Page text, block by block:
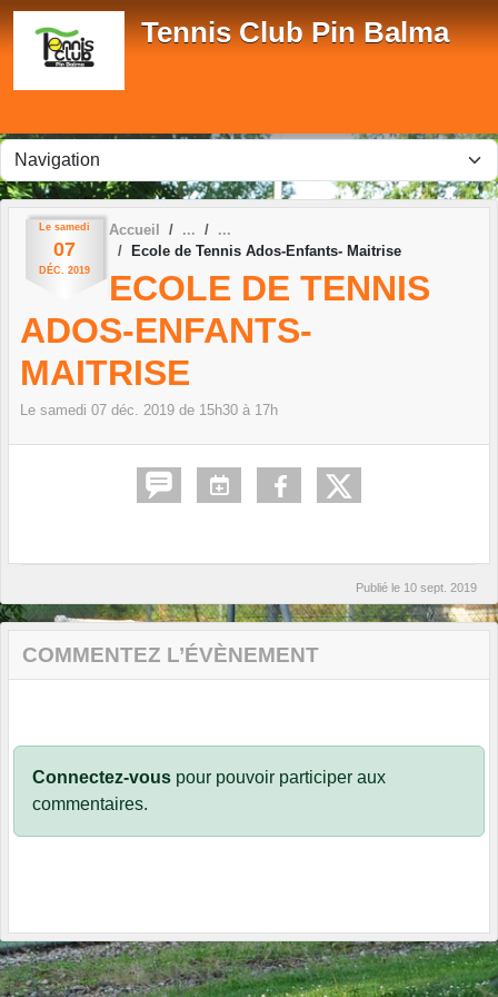
Tennis Club Pin Balma
Le samedi
07
DÉC. 2019
Accueil
Ecole de Tennis Ados-Enfants- Maitrise
ECOLE DE TENNIS
ADOS-ENFANTS-
MAITRISE
Le samedi 07 déc. 2019 de 15h30 à 17h
Publié le 10 sept. 2019
COMMENTEZ L’ÉVÈNEMENT
Connectez-vous pour pouvoir participer aux
commentaires.
Panneau de gestion des cookies